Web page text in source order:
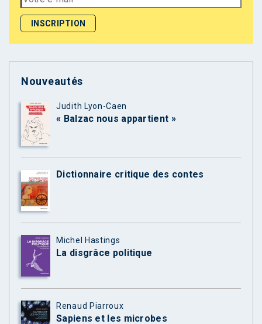
Nouveautés
Judith Lyon-Caen
« Balzac nous appartient »
Dictionnaire critique des contes
Michel Hastings
La disgrâce politique
Renaud Piarroux
Sapiens et les microbes